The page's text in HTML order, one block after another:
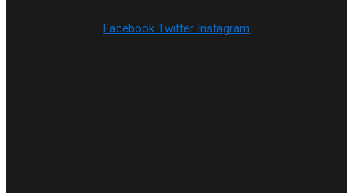
Facebook Twitter Instagram